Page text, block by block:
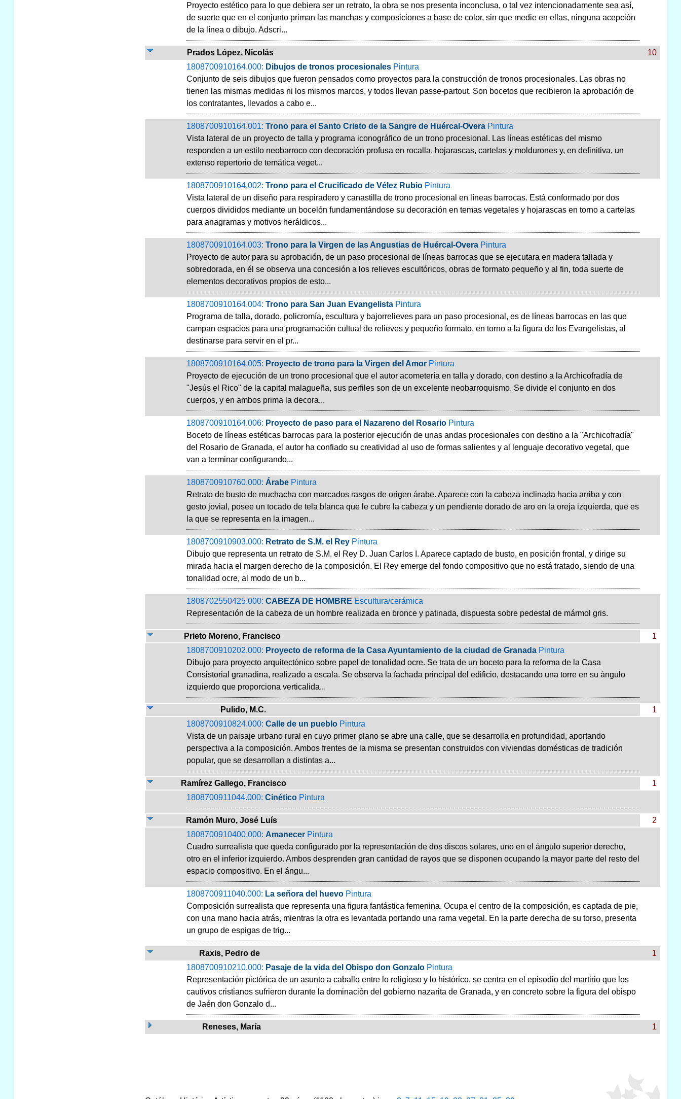
Proyecto estético para lo que debiera ser un retrato, la obra se nos presenta inconclusa, o tal vez intencionadamente sea así,
de suerte que en el conjunto priman las manchas y composiciones a base de color, sin que medie en ellas, ninguna acepción
de la línea o dibujo. Adscri...
Prados López, Nicolás
10
1808700910164.000: Dibujos de tronos procesionales Pintura
Conjunto de seis dibujos que fueron pensados como proyectos para la construcción de tronos procesionales. Las obras no
tienen las mismas medidas ni los mismos marcos, y todos llevan passe-partout. Son bocetos que recibieron la aprobación de
los contratantes, llevados a cabo e...
1808700910164.001: Trono para el Santo Cristo de la Sangre de Huércal-Overa Pintura
Vista lateral de un proyecto de talla y programa iconográfico de un trono procesional. Las líneas estéticas del mismo
responden a un estilo neobarroco con decoración profusa en rocalla, hojarascas, cartelas y moldurones y, en definitiva, un
extenso repertorio de temática veget...
1808700910164.002: Trono para el Crucificado de Vélez Rubio Pintura
Vista lateral de un diseño para respiradero y canastilla de trono procesional en líneas barrocas. Está conformado por dos
cuerpos divididos mediante un bocelón fundamentándose su decoración en temas vegetales y hojarascas en torno a cartelas
para anagramas y motivos heráldicos...
1808700910164.003: Trono para la Virgen de las Angustias de Huércal-Overa Pintura
Proyecto de autor para su aprobación, de un paso procesional de líneas barrocas que se ejecutara en madera tallada y
sobredorada, en él se observa una concesión a los relieves escultóricos, obras de formato pequeño y al fin, toda suerte de
elementos decorativos propios de esto...
1808700910164.004: Trono para San Juan Evangelista Pintura
Programa de talla, dorado, policromía, escultura y bajorrelieves para un paso procesional, es de líneas barrocas en las que
campan espacios para una programación cultual de relieves y pequeño formato, en torno a la figura de los Evangelistas, al
destinarse para servir en el pr...
1808700910164.005: Proyecto de trono para la Virgen del Amor Pintura
Proyecto de ejecución de un trono procesional que el autor acometería en talla y dorado, con destino a la Archicofradía de
"Jesús el Rico" de la capital malagueña, sus perfiles son de un excelente neobarroquismo. Se divide el conjunto en dos
cuerpos, y en ambos prima la decora...
1808700910164.006: Proyecto de paso para el Nazareno del Rosario Pintura
Boceto de líneas estéticas barrocas para la posterior ejecución de unas andas procesionales con destino a la "Archicofradía"
del Rosario de Granada, el autor ha confiado su creatividad al uso de formas salientes y al lenguaje decorativo vegetal, que
van a terminar configurando...
1808700910760.000: Árabe Pintura
Retrato de busto de muchacha con marcados rasgos de origen árabe. Aparece con la cabeza inclinada hacia arriba y con
gesto jovial, posee un tocado de tela blanca que le cubre la cabeza y un pendiente dorado de aro en la oreja izquierda, que es
la que se representa en la imagen...
1808700910903.000: Retrato de S.M. el Rey Pintura
Dibujo que representa un retrato de S.M. el Rey D. Juan Carlos I. Aparece captado de busto, en posición frontal, y dirige su
mirada hacia el margen derecho de la composición. El Rey emerge del fondo compositivo que no está tratado, siendo de una
tonalidad ocre, al modo de un b...
1808702550425.000: CABEZA DE HOMBRE Escultura/cerámica
Representación de la cabeza de un hombre realizada en bronce y patinada, dispuesta sobre pedestal de mármol gris.
Prieto Moreno, Francisco
1
1808700910202.000: Proyecto de reforma de la Casa Ayuntamiento de la ciudad de Granada Pintura
Dibujo para proyecto arquitectónico sobre papel de tonalidad ocre. Se trata de un boceto para la reforma de la Casa
Consistorial granadina, realizado a escala. Se observa la fachada principal del edificio, destacando una torre en su ángulo
izquierdo que proporciona verticalida...
Pulido, M.C.
1
1808700910824.000: Calle de un pueblo Pintura
Vista de un paisaje urbano rural en cuyo primer plano se abre una calle, que se desarrolla en profundidad, aportando
perspectiva a la composición. Ambos frentes de la misma se presentan construidos con viviendas domésticas de tradición
popular, que se desarrollan a distintas a...
Ramírez Gallego, Francisco
1
1808700911044.000: Cinético Pintura
Ramón Muro, José Luís
2
1808700910400.000: Amanecer Pintura
Cuadro surrealista que queda configurado por la representación de dos discos solares, uno en el ángulo superior derecho,
otro en el inferior izquierdo. Ambos desprenden gran cantidad de rayos que se disponen ocupando la mayor parte del resto del
espacio compositivo. En el ángu...
1808700911040.000: La señora del huevo Pintura
Composición surrealista que representa una figura fantástica femenina. Ocupa el centro de la composición, es captada de pie,
con una mano hacia atrás, mientras la otra es levantada portando una rama vegetal. En la parte derecha de su torso, presenta
un grupo de espigas de trig...
Raxis, Pedro de
1
1808700910210.000: Pasaje de la vida del Obispo don Gonzalo Pintura
Representación pictórica de un asunto a caballo entre lo religioso y lo histórico, se centra en el episodio del martirio que los
cautivos cristianos sufrieron durante la dominación del gobierno nazarita de Granada, y en concreto sobre la figura del obispo
de Jaén don Gonzalo d...
Reneses, María 1